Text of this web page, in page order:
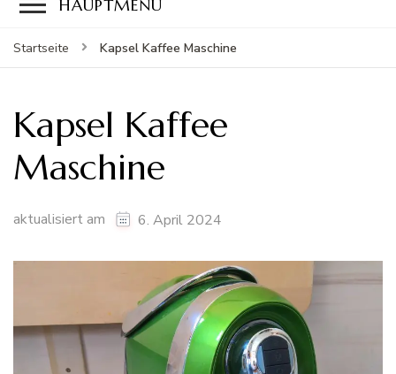
HAUPTMENÜ
Startseite Kapsel Kaffee Maschine
Kapsel Kaffee
Maschine
aktualisiert am 6. April 2024